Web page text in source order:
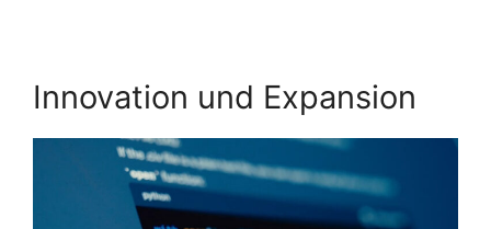
Innovation und Expansion